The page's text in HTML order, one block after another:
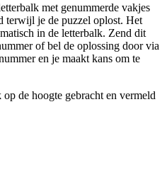
met genummerde vakjes
terwijl je de puzzel oplost. Het
in de letterbalk. Zend dit
of bel de oplossing door via
en je maakt kans om te
de hoogte gebracht en vermeld